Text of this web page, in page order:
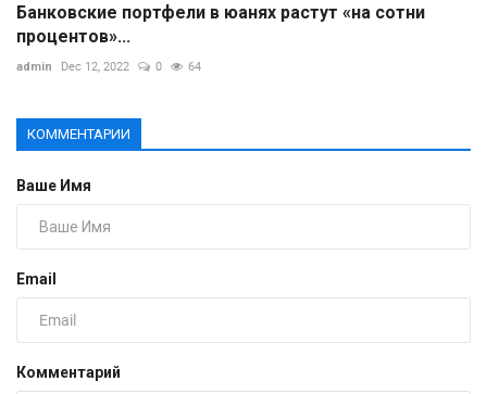
Банковские портфели в юанях растут «на сотни
процентов»...
admin Dec 12, 2022 0 64
КОММЕНТАРИИ
Ваше Имя
Email
Комментарий